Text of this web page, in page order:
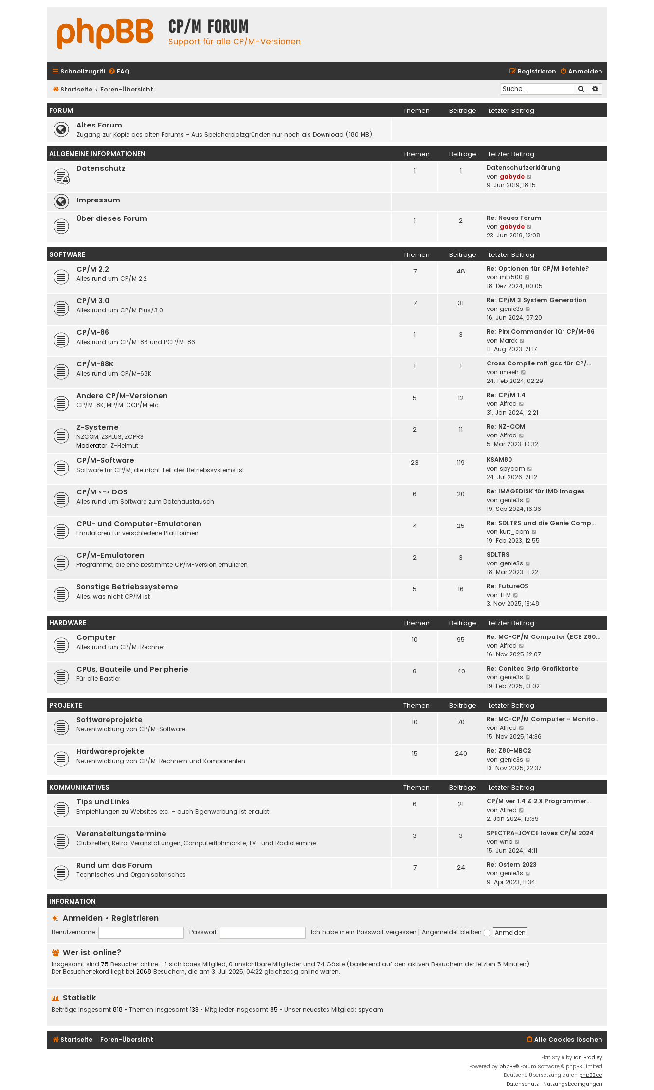
CP/M Forum
Support für alle CP/M-Versionen
Schnellzugriff FAQ Anmelden
Registrieren
Startseite Foren-Übersicht Suche
FORUM Themen Beiträge Letzter Beitrag
Altes Forum
Zugang zur Kopie des alten Forums - Aus Speicherplatzgründen nur noch als Download (180 MB)
ALLGEMEINE INFORMATIONEN Themen Beiträge Letzter Beitrag
Datenschutz 1 1
Datenschutzerklärung
von gabyde
e
t
r
B
e
i
t
a
g
9. Jun 2019, 18:15
Impressum
Über dieses Forum
1 2
Re: Neues Forum
von gabyde
e
e
s
t
r
B
e
i
t
r
g
23. Jun 2019, 12:08
SOFTWARE Themen Beiträge Letzter Beitrag
CP/M 2.2
Alles rund um CP/M 2.2
7 48
Re: Optionen für CP/M Befehle?
von mtx500
e
e
t
e
B
i
r
18. Dez 2024, 00:05
CP/M 3.0
Alles rund um CP/M Plus/3.0
7 31
Re: CP/M 3 System Generation
von genie3s
e
e
t
e
B
r
16. Jun 2024, 07:20
CP/M-86
Alles rund um CP/M-86 und PCP/M-86
1 3
Re: Pirx Commander für CP/M-86
von Marek
e
e
s
t
B
r
11. Aug 2023, 21:17
CP/M-68K
Alles rund um CP/M-68K
1 1
Cross Compile mit gcc für CP/…
von rmeeh
e
t
B
t
r
g
24. Feb 2024, 02:29
Andere CP/M-Versionen
CP/M-8K, MP/M, CCP/M etc.
5 12
Re: CP/M 1.4
von Alfred
e
e
t
B
e
i
t
g
31. Jan 2024, 12:21
Z-Systeme
NZCOM, Z3PLUS, ZCPR3
Moderator: Z-Helmut
2 11
Re: NZ-COM
von Alfred
e
s
t
e
r
B
e
i
t
r
5. Mär 2023, 10:32
CP/M-Software
Software für CP/M, die nicht Teil des Betriebssystems ist
23 119
KSAM80
von spycam
e
e
t
e
r
B
r
24. Jul 2026, 21:12
CP/M <-> DOS
Alles rund um Software zum Datenaustausch
6 20
Re: IMAGEDISK für IMD Images
von genie3s
e
e
s
t
B
r
g
19. Sep 2024, 16:36
CPU- und Computer-Emulatoren
Emulatoren für verschiedene Plattformen
4 25
Re: SDLTRS und die Genie Comp…
von kurt_cpm
e
t
B
r
g
19. Feb 2023, 12:55
CP/M-Emulatoren
Programme, die eine bestimmte CP/M-Version emulieren
2 3
SDLTRS
von genie3s
e
t
e
r
B
e
i
t
r
g
18. Mär 2023, 11:22
Sonstige Betriebssysteme
Alles, was nicht CP/M ist
5 16
Re: FutureOS
von TFM
e
e
s
t
e
r
e
i
t
r
a
g
3. Nov 2025, 13:48
HARDWARE Themen Beiträge Letzter Beitrag
Computer
Alles rund um CP/M-Rechner
10 95
Re: MC-CP/M Computer (ECB Z80…
von Alfred
e
e
s
t
e
r
B
e
t
r
a
g
16. Nov 2025, 12:07
CPUs, Bauteile und Peripherie
Für alle Bastler
9 40
Re: Conitec Grip Grafikkarte
von genie3s
e
e
s
t
r
e
i
t
r
a
g
19. Feb 2025, 13:02
PROJEKTE Themen Beiträge Letzter Beitrag
Softwareprojekte
Neuentwicklung von CP/M-Software
10 70
Re: MC-CP/M Computer - Monito…
von Alfred
e
e
s
t
e
r
B
e
i
t
r
g
15. Nov 2025, 14:36
Hardwareprojekte
Neuentwicklung von CP/M-Rechnern und Komponenten
15 240
Re: Z80-MBC2
von genie3s
e
e
s
t
r
B
e
i
t
r
g
13. Nov 2025, 22:37
KOMMUNIKATIVES Themen Beiträge Letzter Beitrag
Tips und Links
Empfehlungen zu Websites etc. - auch Eigenwerbung ist erlaubt
6 21
CP/M ver 1.4 & 2.X Programmer…
von Alfred
e
e
e
r
B
g
2. Jan 2024, 19:39
Veranstaltungstermine
Clubtreffen, Retro-Veranstaltungen, Computerflohmärkte, TV- und Radiotermine
3 3
SPECTRA-JOYCE loves CP/M 2024
von wnb
e
e
s
t
e
i
t
g
15. Jun 2024, 14:11
Rund um das Forum
Technisches und Organisatorisches
7 24
Re: Ostern 2023
von genie3s
e
s
9. Apr 2023, 11:34
INFORMATION
Anmelden • Registrieren
Benutzername: Passwort: Ich habe mein Passwort vergessen | Angemeldet bleiben
Wer ist online?
Insgesamt sind 75 Besucher online :: 1 sichtbares Mitglied, 0 unsichtbare Mitglieder und 74 Gäste (basierend auf den aktiven Besuchern der letzten 5 Minuten)
Der Besucherrekord liegt bei 2068 Besuchern, die am 3. Jul 2025, 04:22 gleichzeitig online waren.
Statistik
Beiträge insgesamt 818 • Themen insgesamt 133 • Mitglieder insgesamt 85 • Unser neuestes Mitglied: spycam
Startseite Foren-Übersicht Alle Cookies löschen
Flat Style by Ian Bradley
Powered by phpBB® Forum Software © phpBB Limited
Deutsche Übersetzung durch phpBB.de
Datenschutz | Nutzungsbedingungen